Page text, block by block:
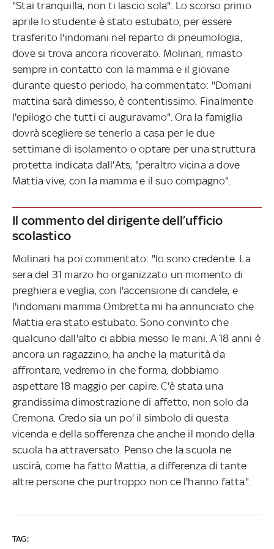
"Stai tranquilla, non ti lascio sola". Lo scorso primo
aprile lo studente è stato estubato, per essere
trasferito l'indomani nel reparto di pneumologia,
dove si trova ancora ricoverato. Molinari, rimasto
sempre in contatto con la mamma e il giovane
durante questo periodo, ha commentato: "Domani
mattina sarà dimesso, è contentissimo. Finalmente
l'epilogo che tutti ci auguravamo". Ora la famiglia
dovrà scegliere se tenerlo a casa per le due
settimane di isolamento o optare per una struttura
protetta indicata dall'Ats, "peraltro vicina a dove
Mattia vive, con la mamma e il suo compagno".
Il commento del dirigente dell’ufficio
scolastico
Molinari ha poi commentato: "Io sono credente. La
sera del 31 marzo ho organizzato un momento di
preghiera e veglia, con l'accensione di candele, e
l'indomani mamma Ombretta mi ha annunciato che
Mattia era stato estubato. Sono convinto che
qualcuno dall'alto ci abbia messo le mani. A 18 anni è
ancora un ragazzino, ha anche la maturità da
affrontare, vedremo in che forma, dobbiamo
aspettare 18 maggio per capire. C'è stata una
grandissima dimostrazione di affetto, non solo da
Cremona. Credo sia un po' il simbolo di questa
vicenda e della sofferenza che anche il mondo della
scuola ha attraversato. Penso che la scuola ne
uscirà, come ha fatto Mattia, a differenza di tante
altre persone che purtroppo non ce l'hanno fatta".
TAG: